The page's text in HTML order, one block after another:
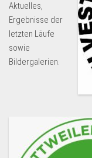
Aktuelles,
Ergebnisse der
letzten Läufe
sowie
Bildergalerien.